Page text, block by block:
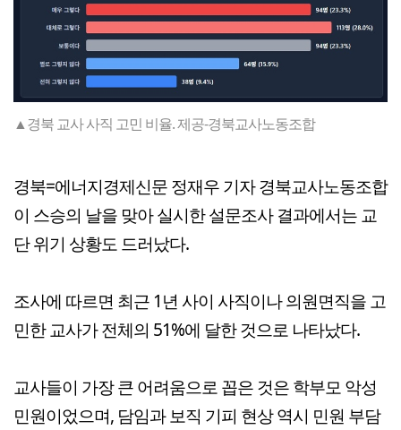
▲경북 교사 사직 고민 비율. 제공-경북교사노동조합
경북=에너지경제신문 정재우 기자 경북교사노동조합
이 스승의 날을 맞아 실시한 설문조사 결과에서는 교
단 위기 상황도 드러났다.
조사에 따르면 최근 1년 사이 사직이나 의원면직을 고
민한 교사가 전체의 51%에 달한 것으로 나타났다.
교사들이 가장 큰 어려움으로 꼽은 것은 학부모 악성
민원이었으며, 담임과 보직 기피 현상 역시 민원 부담